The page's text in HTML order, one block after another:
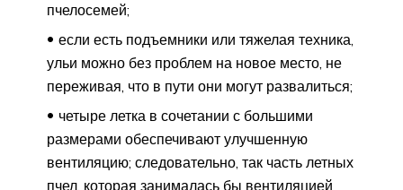
пчелосемей;
если есть подъемники или тяжелая техника,
ульи можно без проблем на новое место, не
переживая, что в пути они могут развалиться;
четыре летка в сочетании с большими
размерами обеспечивают улучшенную
вентиляцию; следовательно, так часть летных
пчел, которая занималась бы вентиляцией